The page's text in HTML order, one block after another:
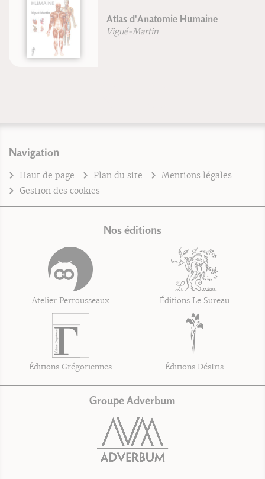
Atlas d'Anatomie Humaine
Vigué-Martin
Navigation
Haut de page Plan du site
Mentions légales
Gestion des cookies
Nos éditions
Atelier Perrousseaux Éditions Le Sureau
Éditions Grégoriennes Éditions DésIris
Groupe Adverbum